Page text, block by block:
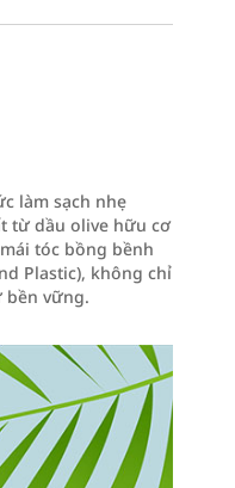
làm sạch nhẹ
từ dầu olive hữu cơ
tóc bồng bềnh
Plastic), không chỉ
bền vững.